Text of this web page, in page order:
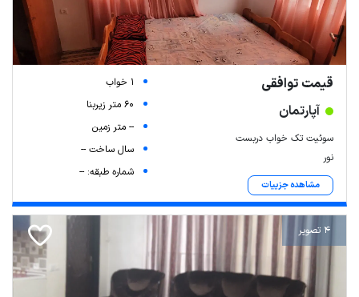
قیمت توافقی
آپارتمان
سوئیت تک خواب دربست
نور
مشاهده جزییات
1 خواب
60 متر زیربنا
-- متر زمین
سال ساخت --
شماره طبقه: --
4 تصویر